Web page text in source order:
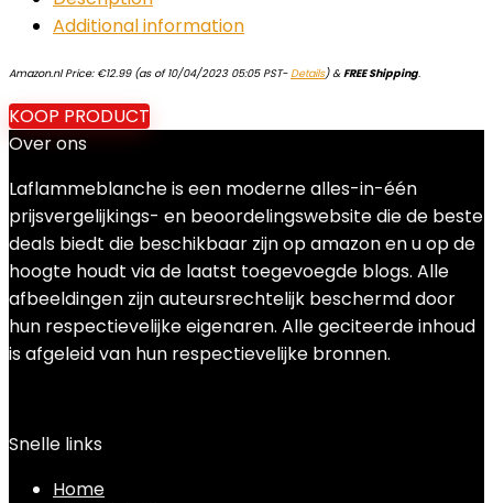
Additional information
Amazon.nl Price: €12.99(as of 10/04/2023 05:05 PST-Details)&FREE Shipping.
KOOP PRODUCT
Over ons
Laflammeblanche is een moderne alles-in-één
prijsvergelijkings- en beoordelingswebsite die de beste
deals biedt die beschikbaar zijn op amazon en u op de
hoogte houdt via de laatst toegevoegde blogs. Alle
afbeeldingen zijn auteursrechtelijk beschermd door
hun respectievelijke eigenaren. Alle geciteerde inhoud
is afgeleid van hun respectievelijke bronnen.
Snelle links
Home